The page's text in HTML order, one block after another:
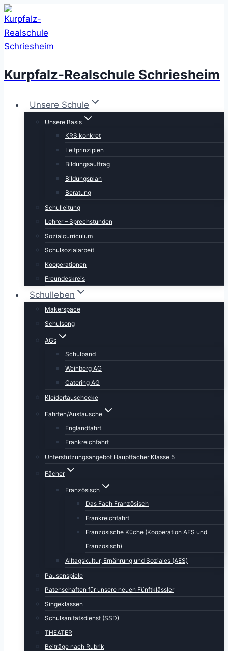
Zum
Inhalt
springen
Kurpfalz-Realschule Schriesheim
Unsere Schule
Unsere Basis
KRS konkret
Leitprinzipien
Bildungsauftrag
Bildungsplan
Beratung
Schulleitung
Lehrer – Sprechstunden
Sozialcurriculum
Schulsozialarbeit
Kooperationen
Freundeskreis
Schulleben
Makerspace
Schulsong
AGs
Schulband
Weinberg AG
Catering AG
Kleidertauschecke
Fahrten/Austausche
Englandfahrt
Frankreichfahrt
Unterstützungsangebot Hauptfächer Klasse 5
Fächer
Französisch
Das Fach Französisch
Frankreichfahrt
Französische Küche (Kooperation AES und
Französisch)
Alltagskultur, Ernährung und Soziales (AES)
Pausenspiele
Patenschaften für unsere neuen Fünftklässler
Singeklassen
Schulsanitätsdienst (SSD)
THEATER
Beiträge nach Rubrik